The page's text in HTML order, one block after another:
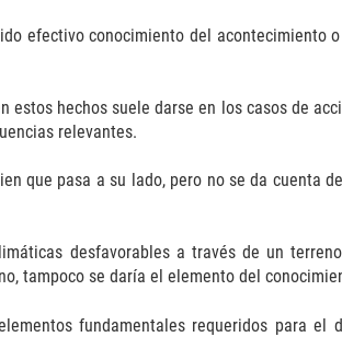
efectivo conocimiento del acontecimiento
hechos suele darse en los casos de
relevantes.
que pasa a su lado, pero no se da cuenta
desfavorables a través de un
tampoco se daría el elemento del
fundamentales requeridos para el